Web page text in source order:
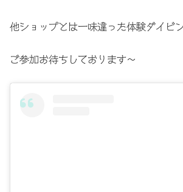
他ショップとは一味違った体験ダイビン
ご参加お待ちしております〜